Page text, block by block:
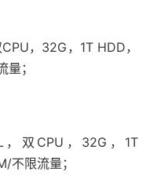
，32G，1T HDD，
；
，双CPU，32G，1T
不限流量；